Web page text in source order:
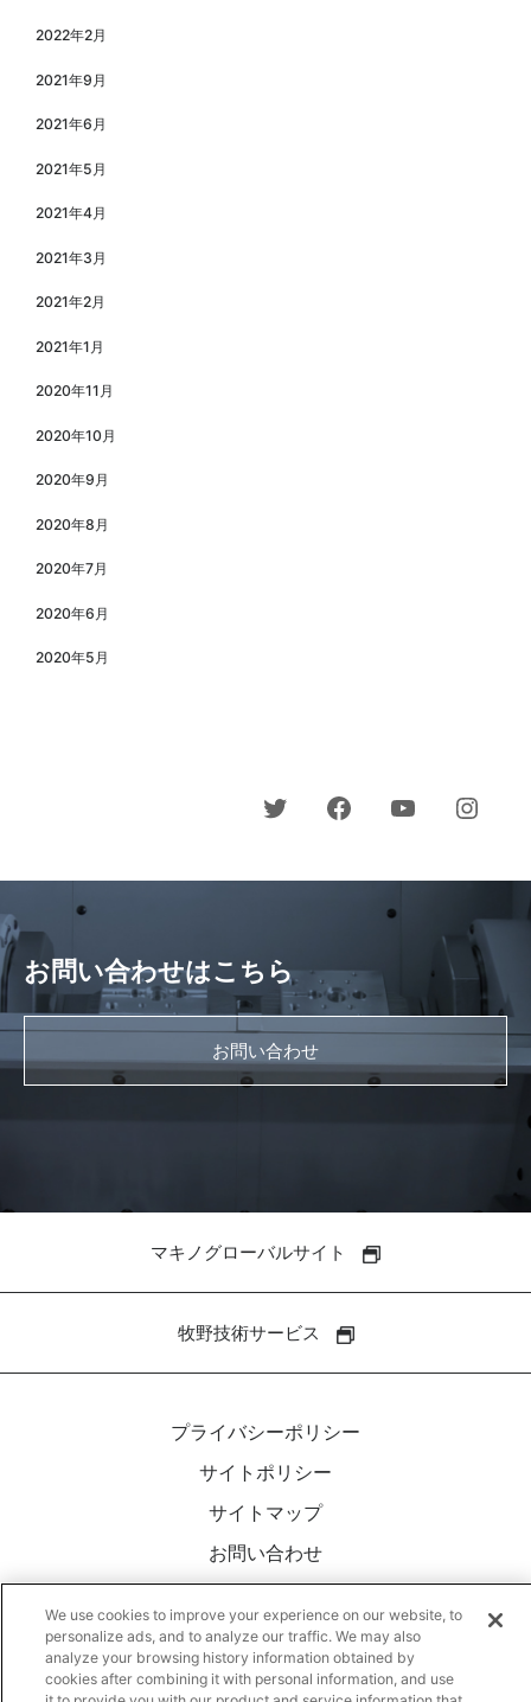
2022年2月
2021年9月
2021年6月
2021年5月
2021年4月
2021年3月
2021年2月
2021年1月
2020年11月
2020年10月
2020年9月
2020年8月
2020年7月
2020年6月
2020年5月
お問い合わせはこちら
お問い合わせ
マキノグローバルサイト
牧野技術サービス
プライバシーポリシー
サイトポリシー
サイトマップ
お問い合わせ
YouTube
twitter
We use cookies to improve your experience on our website, to
personalize ads, and to analyze our traffic. We may also
analyze your browsing history information obtained by
cookies after combining it with personal information, and use